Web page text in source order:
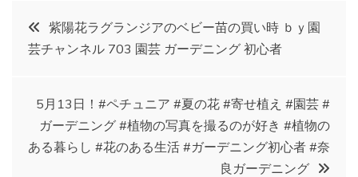
投
稿
ナ
ビ
紫陽花ラグランジアのベビー苗の買い時 ｂｙ園
芸チャンネル 703 園芸 ガーデニング 初心者
5月13日！#ペチュニア #夏の花 #寄せ植え #園芸 #
ガーデニング #植物の写真を撮るのが好き #植物の
ある暮らし #花のある生活 #ガーデニング初心者 #奈
良ガーデニング